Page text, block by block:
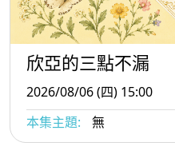
欣亞的三點不漏
2026/08/06 (四) 15:00
本集主題:
無